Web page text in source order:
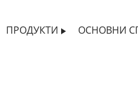
ПРОДУКТИ ОСНОВНИ